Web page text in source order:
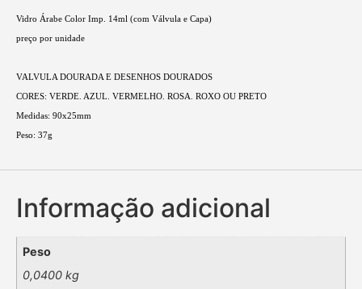
Vidro Árabe Color Imp. 14ml (com Válvula e Capa)
preço por unidade
VALVULA DOURADA E DESENHOS DOURADOS
CORES: VERDE. AZUL. VERMELHO. ROSA. ROXO OU PRETO
Medidas: 90x25mm
Peso: 37g
Informação adicional
Peso
0,0400 kg